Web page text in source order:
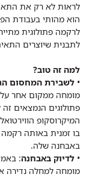
לראות לא רק את
הוא מהותי בעבודת
לרקמה פתולוגית
לתבנית שיוצרים
למה זה טוב?
• לשבירת המחסום
מומחה ממקום אחר על
פתולוגים הנמצאים
המיקרוסקופ
בו זמנית באותה
באבחנה שלה.
• לדיוק באבחנה:
מומחה למחלה נדירה